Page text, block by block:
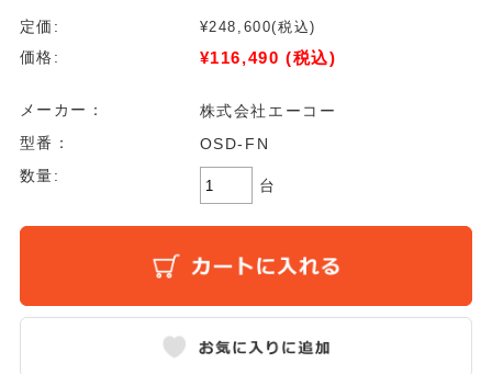
定価: ¥248,600(税込)
価格:
¥116,490 (税込)
メーカー：
株式会社エーコー
型番：
OSD-FN
数量:
台